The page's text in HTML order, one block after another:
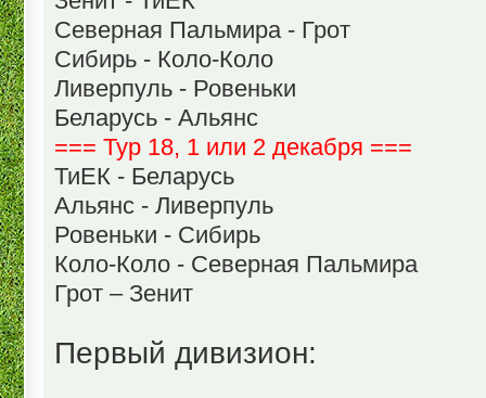
Северная Пальмира - Грот
Сибирь - Коло-Коло
Ливерпуль - Ровеньки
Беларусь - Альянс
=== Тур 18, 1 или 2 декабря ===
ТиЕК - Беларусь
Альянс - Ливерпуль
Ровеньки - Сибирь
Коло-Коло - Северная Пальмира
Грот – Зенит
Первый дивизион: